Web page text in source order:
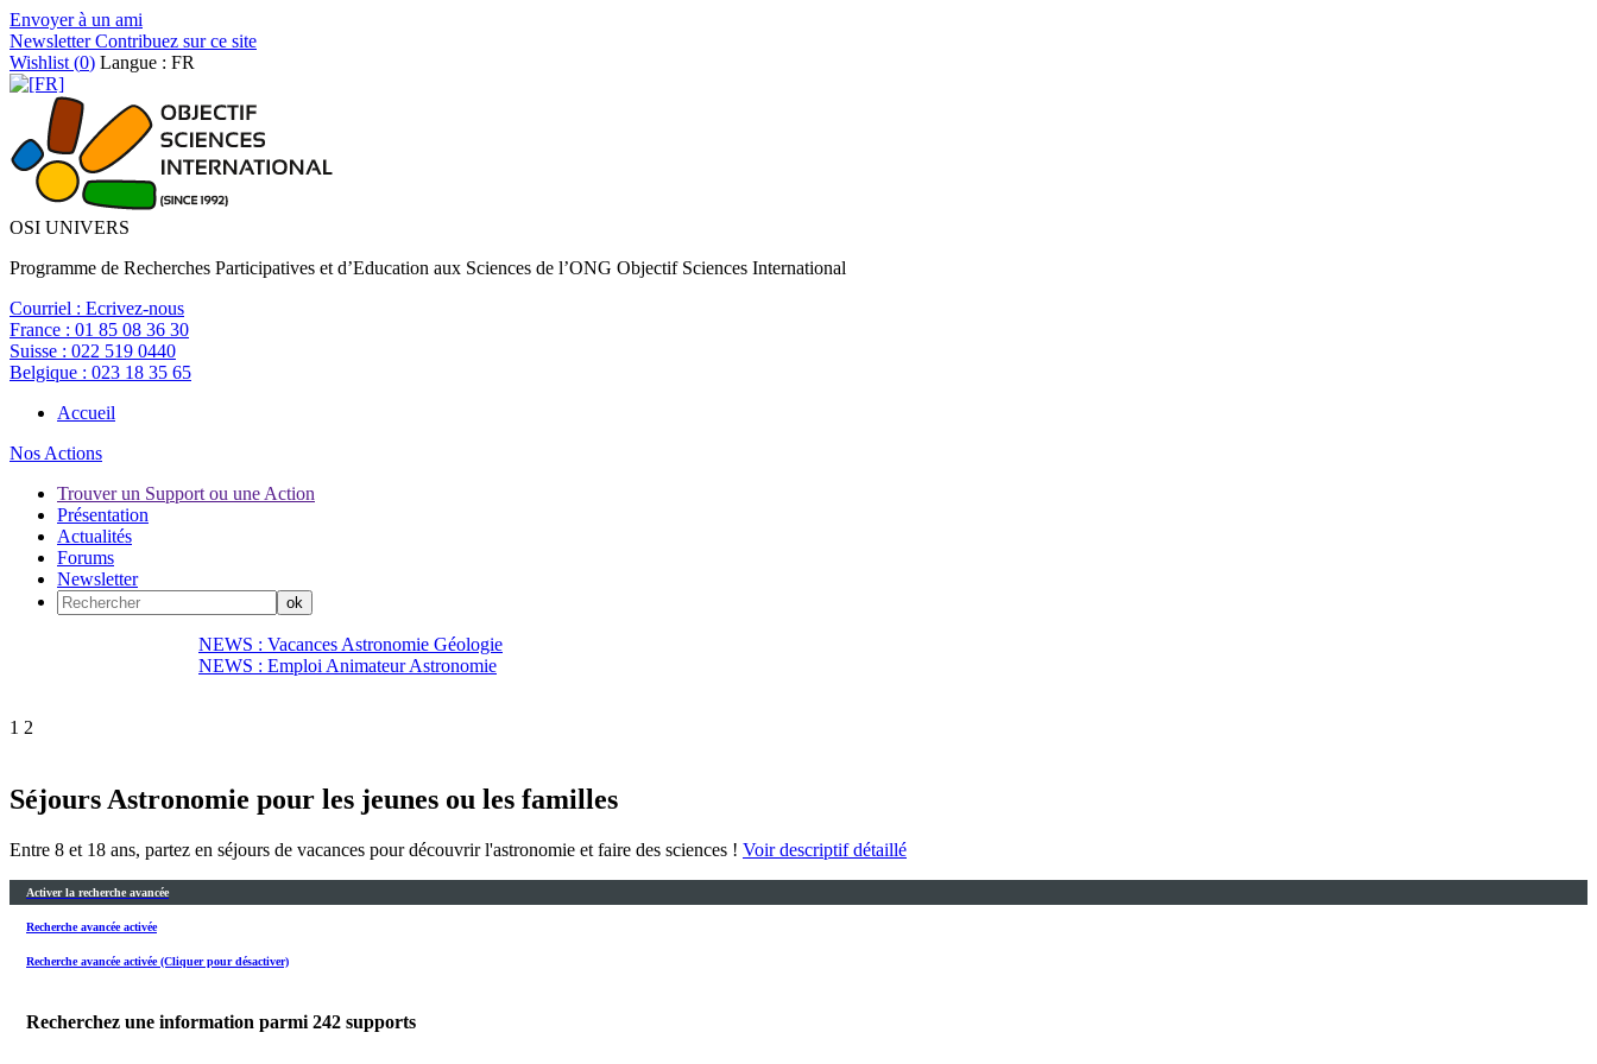
Envoyer à un ami
NewsletterContribuez sur ce site
Wishlist (0) Langue : FR
OSI UNIVERS
Programme de Recherches Participatives et d’Education aux Sciences de l’ONG Objectif Sciences International
Courriel : Ecrivez-nous
France : 01 85 08 36 30
Suisse : 022 519 0440
Belgique : 023 18 35 65
Accueil
Nos Actions
Trouver un Support ou une Action
Présentation
Actualités
Forums
Newsletter
NEWS : Vacances Astronomie Géologie
NEWS : Emploi Animateur Astronomie
1 2
Séjours Astronomie pour les jeunes ou les familles
Entre 8 et 18 ans, partez en séjours de vacances pour découvrir l'astronomie et faire des sciences ! Voir descriptif détaillé
Activer la recherche avancée
Recherche avancée activée
Recherche avancée activée (Cliquer pour désactiver)
Recherchez une information parmi 242 supports